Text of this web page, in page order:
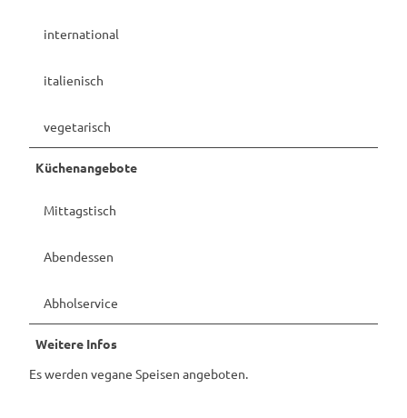
international
italienisch
vegetarisch
Küchenangebote
Mittagstisch
Abendessen
Abholservice
Weitere Infos
Es werden vegane Speisen angeboten.